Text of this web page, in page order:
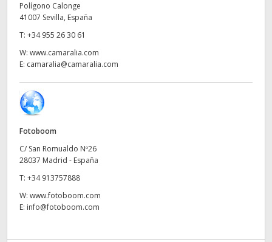
Singapore
South Africa
España
Turkey
Ukraine
Polígono Calonge
41007 Sevilla, España
T: +34 955 26 30 61
W: www.camaralia.com
E: camaralia@camaralia.com
Fotoboom
C/ San Romualdo Nº26
28037 Madrid - España
T: +34 913757888
W: www.fotoboom.com
E: info@fotoboom.com